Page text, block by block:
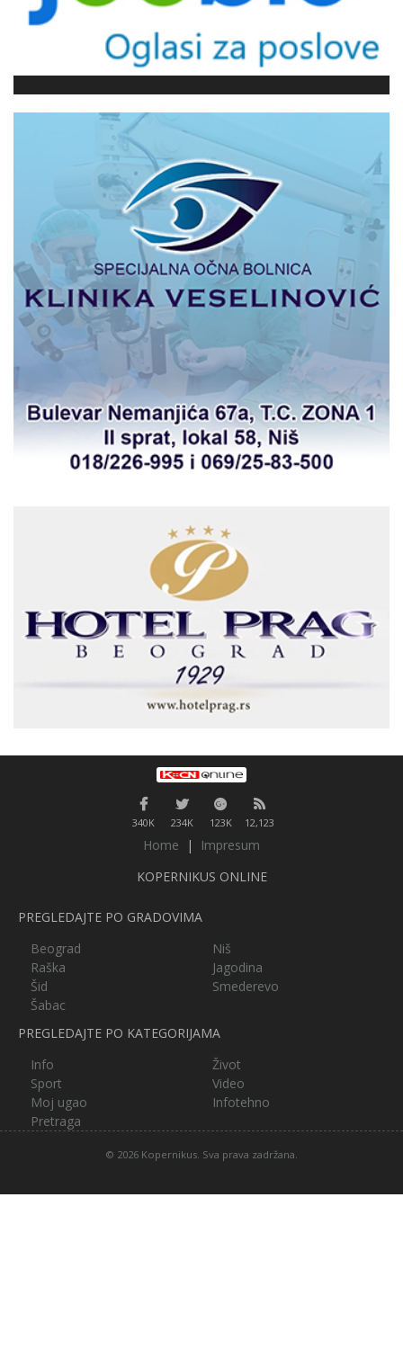
340K 234K 123K 12,123
Home |
Impresum
KOPERNIKUS ONLINE
PREGLEDAJTE PO GRADOVIMA
Beograd
Niš
Raška
Jagodina
Šid
Smederevo
Šabac
PREGLEDAJTE PO KATEGORIJAMA
Info
Život
Sport
Video
Moj ugao
Infotehno
Pretraga
© 2026 Kopernikus. Sva prava zadržana.